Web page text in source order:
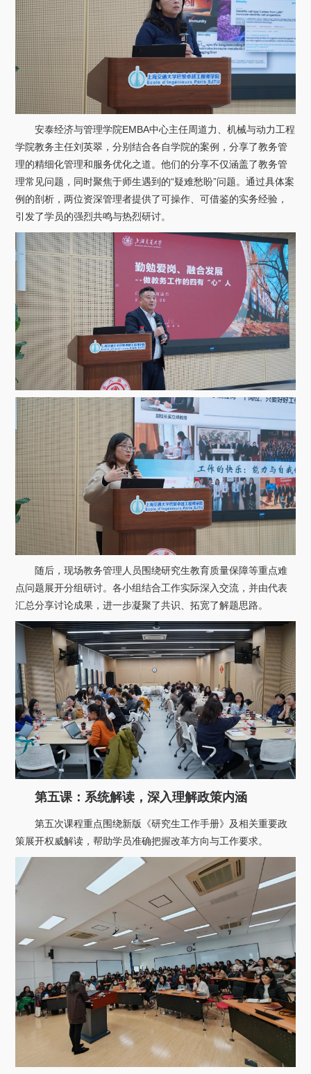
安泰经济与管理学院EMBA中心主任周道力、机械与动力工程
学院教务主任刘英翠，分别结合各自学院的案例，分享了教务管
理的精细化管理和服务优化之道。他们的分享不仅涵盖了教务管
理常见问题，同时聚焦于师生遇到的“疑难愁盼”问题。通过具体案
例的剖析，两位资深管理者提供了可操作、可借鉴的实务经验，
引发了学员的强烈共鸣与热烈研讨。
随后，现场教务管理人员围绕研究生教育质量保障等重点难
点问题展开分组研讨。各小组结合工作实际深入交流，并由代表
汇总分享讨论成果，进一步凝聚了共识、拓宽了解题思路。
第五课：系统解读，深入理解政策内涵
第五次课程重点围绕新版《研究生工作手册》及相关重要政
策展开权威解读，帮助学员准确把握改革方向与工作要求。